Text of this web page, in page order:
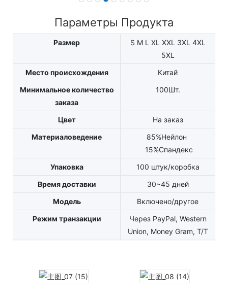
Параметры Продукта
Размер
S M L XL XXL 3XL 4XL
5XL
Место происхождения
Китай
Минимальное количество
заказа
100Шт.
Цвет
На заказ
Материаловедение
85%Нейлон
15%Спандекс
Упаковка
100 штук/коробка
Время доставки
30~45 дней
Модель
Включено/другое
Режим транзакции
Через PayPal, Western
Union, Money Gram, T/T